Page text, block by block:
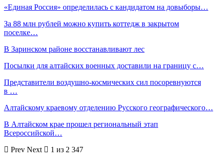
«Единая Россия» определилась с кандидатом на довыборы…
За 88 млн рублей можно купить коттедж в закрытом
поселке…
В Заринском районе восстанавливают лес
Посылки для алтайских военных доставили на границу с…
Представители воздушно-космических сил посоревнуются
в …
Алтайскому краевому отделению Русского географического…
В Алтайском крае прошел региональный этап
Всероссийской…
Prev Next
1 из 2 347